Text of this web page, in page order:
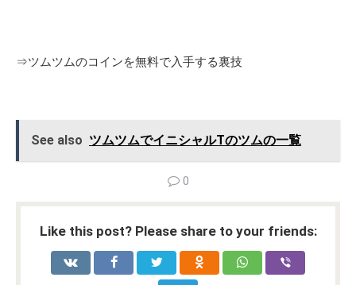
⇒ツムツムのコインを無料で入手する裏技
See also ツムツムでイニシャルTのツムの一覧
0
Like this post? Please share to your friends: